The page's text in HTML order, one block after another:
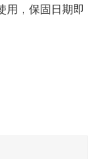
用，保固日期即